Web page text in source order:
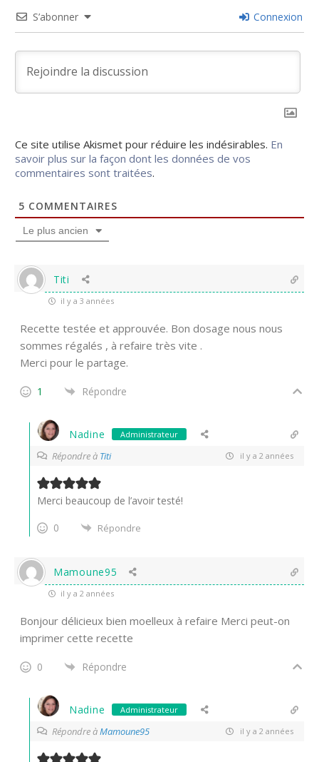
S’abonner Connexion
Ce site utilise Akismet pour réduire les indésirables. En
savoir plus sur la façon dont les données de vos
commentaires sont traitées.
5 COMMENTAIRES
Le plus ancien
Titi
il y a 3 années
Recette testée et approuvée. Bon dosage nous nous
sommes régalés , à refaire très vite .
Merci pour le partage.
1 Répondre
Nadine Administrateur
Répondre à Titi il y a 2 années
Merci beaucoup de l’avoir testé!
0
Répondre
Mamoune95
il y a 2 années
Bonjour délicieux bien moelleux à refaire Merci peut-on
imprimer cette recette
0 Répondre
Nadine Administrateur
Répondre àMamoune95 il y a 2 années